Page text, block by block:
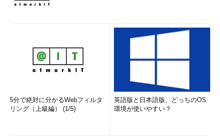
5分で絶対に分かるWebフィルタ
リング（上級編） (1/5)
英語版と日本語版、どっちのOS
環境が使いやすい？